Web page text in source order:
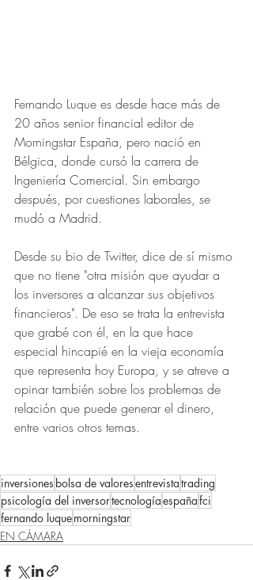
Fernando Luque es desde hace más de
20 años senior financial editor de
Morningstar España, pero nació en
Bélgica, donde cursó la carrera de
Ingeniería Comercial. Sin embargo
después, por cuestiones laborales, se
mudó a Madrid.
Desde su bio de Twitter, dice de sí mismo
que no tiene "otra misión que ayudar a
los inversores a alcanzar sus objetivos
financieros". De eso se trata la entrevista
que grabé con él, en la que hace
especial hincapié en la vieja economía
que representa hoy Europa, y se atreve a
opinar también sobre los problemas de
relación que puede generar el dinero,
entre varios otros temas.
inversiones bolsa de valoresentrevistatrading
psicología del inversortecnologíaespañafci
fernando luquemorningstar
EN CÁMARA